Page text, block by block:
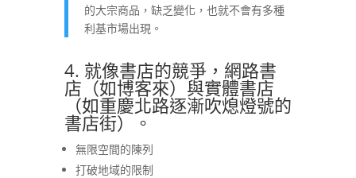
的大宗商品，缺乏變化，也就不會有多種
利基市場出現。
4. 就像書店的競爭，網路書
店（如博客來）與實體書店
（如重慶北路逐漸吹熄燈號的
書店街）。
無限空間的陳列
打破地域的限制